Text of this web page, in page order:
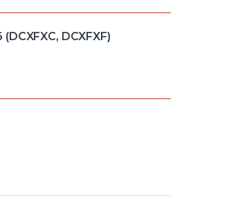
DCXFXF)